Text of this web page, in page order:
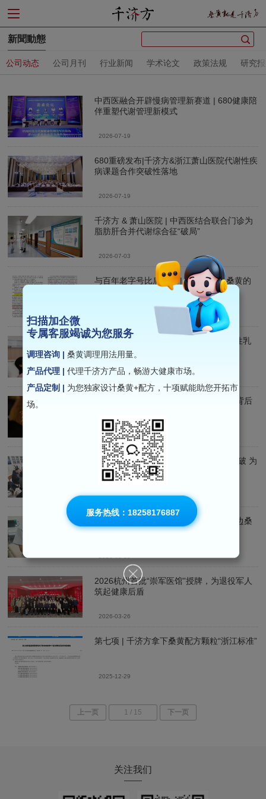
新聞動態
公司动态 公司月刊 行业新闻 学术论文 政策法规 研究
中西医融合开辟慢病管理新赛道 | 680健康陪
伴重塑代谢管理新模式
2026-07-19
680重磅发布|千济方&浙江萧山医院代谢性疾
病课题合作突破性落地
2026-07-19
千济方 & 萧山医院 | 中西医结合联合门诊为
脂肪肝合并代谢综合征“破局”
2026-07-03
与百年老字号比肩而立 | 千济方金边桑黄的
中医药工匠精神之路
打破化疗瓶颈 | 千济方金边桑黄为三阴性乳
腺癌患者点燃希望之光
2026-06-10
金边桑黄临床实证：综合有效率超80%背后
2026-04-01
喜报|千济方金边桑黄复方临床研究获突破 为
代谢性疾病干预开辟新路径
2026-03-31
科技前沿 | 41例综合有效率超80%，金边桑
黄复方为代谢性疾病干预提供新思路
2026杭州首批“崇军医馆”授牌，为退役军人
筑起健康后盾
2026-03-26
第七项 | 千济方拿下桑黄配方颗粒“浙江标准”
2025-12-29
上一页 1 / 15 下一页
关注我们
扫描加企微
专属客服竭诚为您服务
调理咨询 | 桑黄调理用法用量。
产品代理 | 代理千济方产品，畅游大健康市场。
产品定制 | 为您独家设计桑黄+配方，十项赋能助您开拓市
场。
服务热线：18258176887